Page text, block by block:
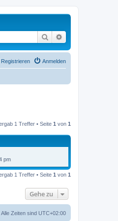
Suche
Anmelden
Registrieren
1 Treffer • Seite 1 von 1
pm
1 Treffer • Seite 1 von 1
Gehe zu
Alle Zeiten sind UTC+02:00